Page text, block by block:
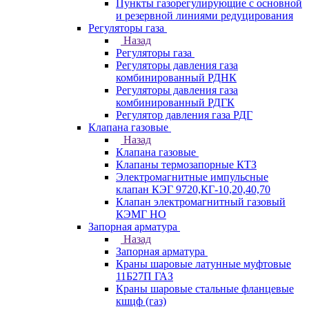
Пункты газорегулирующие с основной
и резервной линиями редуцирования
Регуляторы газа
Назад
Регуляторы газа
Регуляторы давления газа
комбинированный РДНК
Регуляторы давления газа
комбинированный РДГК
Регулятор давления газа РДГ
Клапана газовые
Назад
Клапана газовые
Клапаны термозапорные КТЗ
Электромагнитные импульсные
клапан КЭГ 9720,КГ-10,20,40,70
Клапан электромагнитный газовый
КЭМГ НО
Запорная арматура
Назад
Запорная арматура
Краны шаровые латунные муфтовые
11Б27П ГАЗ
Краны шаровые стальные фланцевые
кшцф (газ)